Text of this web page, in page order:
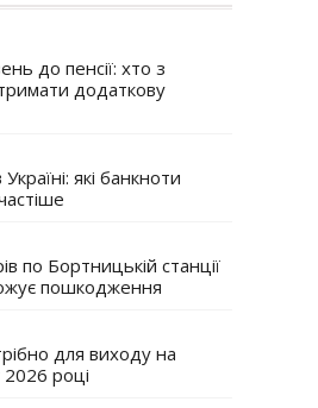
до пенсії: хто з
додаткову
які банкноти
по Бортницькій станції
пошкодження
для виходу на
2026 році